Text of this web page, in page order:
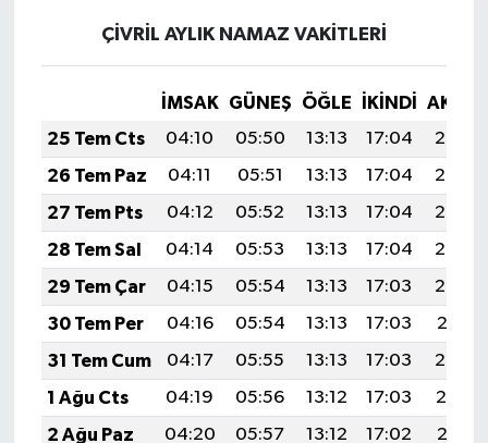
ÇİVRİL AYLIK NAMAZ VAKITLERI
İMSAK GÜNEŞ ÖĞLE İKINDI
25 Tem Cts
04:10 05:50 13:13 17:04
20:25
26 Tem Paz
04:11 05:51 13:13 17:04
20:24
27 Tem Pts
04:12 05:52 13:13 17:04
20:23
28 Tem Sal
04:14 05:53 13:13 17:04
20:23
29 Tem Çar
04:15 05:54 13:13 17:03
20:22
30 Tem Per
04:16 05:54 13:13 17:03
20:21
31 Tem Cum
04:17 05:55 13:13 17:03
20:20
1 Ağu Cts
04:19 05:56 13:12 17:03
20:19
2 Ağu Paz
04:20 05:57 13:12 17:02
20:18